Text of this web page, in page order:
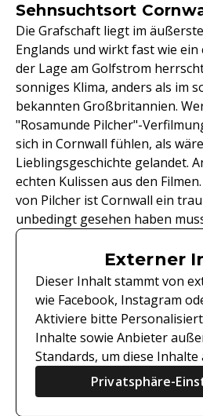
Sehnsuchtsort
Die Grafschaft liegt im
Englands und wirkt fast wie ein
der Lage am Golfstrom
sonniges Klima, anders als im
bekannten Großbritannien.
"Rosamunde Pilcher"-
sich in Cornwall fühlen, als
Lieblingsgeschichte gelandet.
echten Kulissen aus den
von Pilcher ist Cornwall ein
unbedingt gesehen haben
Externer
Dieser Inhalt stammt von
wie Facebook, Instagram
Aktiviere bitte
Inhalte sowie Anbieter
Standards, um diese Inhalte
Privatsphäre-